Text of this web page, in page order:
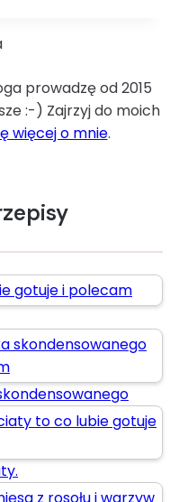
prowadzę od 2015
:-) Zajrzyj do moich
więcej o mnie.